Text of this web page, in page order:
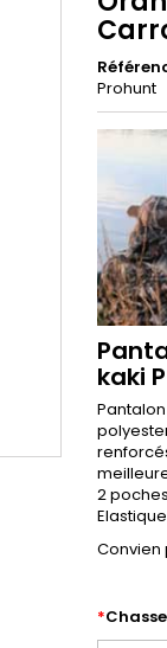
Prohunt
kaki
2
Convien
*